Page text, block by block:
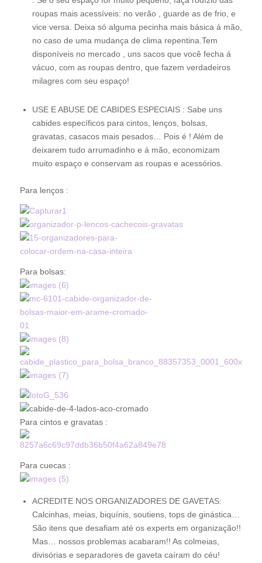
roupas mais acessíveis: no verão , guarde as de frio, e
vice versa. Deixa só alguma pecinha mais básica á mão,
no caso de uma mudança de clima repentina.Tem
disponíveis no mercado , uns sacos que você fecha á
vácuo, com as roupas dentro, que fazem verdadeiros
milagres com seu espaço!
USE E ABUSE DE CABIDES ESPECIAIS : Sabe uns
cabides específicos para cintos, lenços, bolsas,
gravatas, casacos mais pesados… Pois é ! Além de
deixarem tudo arrumadinho e á mão, economizam
muito espaço e conservam as roupas e acessórios.
Para lenços :
Para bolsas:
Para cintos e gravatas :
Para cuecas :
ACREDITE NOS ORGANIZADORES DE GAVETAS:
Calcinhas, meias, biquínis, soutiens, tops de ginástica…
São itens que desafiam até os experts em organização!!
Mas… nossos problemas acabaram!! As colmeias,
divisórias e separadores de gaveta caíram do céu!